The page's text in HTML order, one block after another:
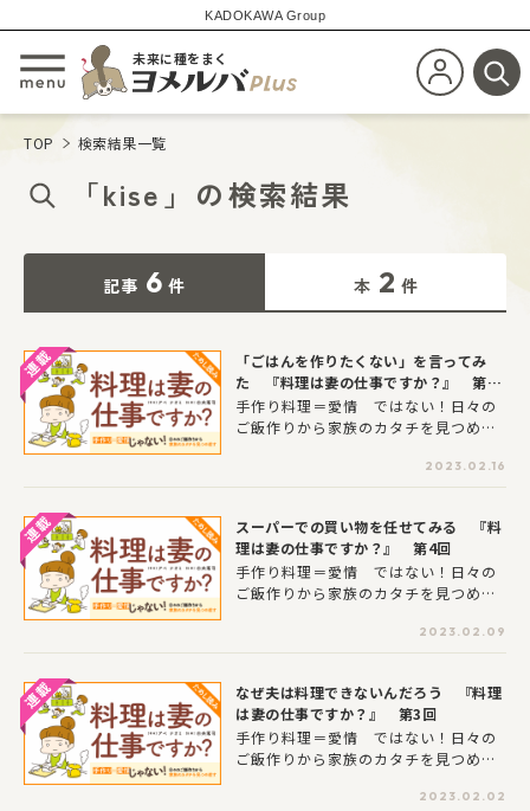
KADOKAWA Group
メニューを開閉する
未来に種をまく
新規会員登
検
TOP 検索結果一覧
「kise 」 の検索結果
記事 6 件 本 2 件
「ごはんを作りたくない」を言ってみ
た 『料理は妻の仕事ですか？』 第5
回
手作り料理＝愛情 ではない！日々の
ご飯作りから家族のカタチを見つめ直
共に、頑張り過ぎてしまうママの心に
潜む「料理＝愛情」という思い込みを
カタチを見つめ直すコミックエッセイ
です。
2023.02.16
スーパーでの買い物を任せてみる 『料
理は妻の仕事ですか？』 第4回
手作り料理＝愛情 ではない！日々の
ご飯作りから家族のカタチを見つめ直
共に、頑張り過ぎてしまうママの心に
潜む「料理＝愛情」という思い込みを
カタチを見つめ直すコミックエッセイ
です。
2023.02.09
なぜ夫は料理できないんだろう 『料理
は妻の仕事ですか？』 第3回
手作り料理＝愛情 ではない！日々の
ご飯作りから家族のカタチを見つめ直
共に、頑張り過ぎてしまうママの心に
2023.02.02